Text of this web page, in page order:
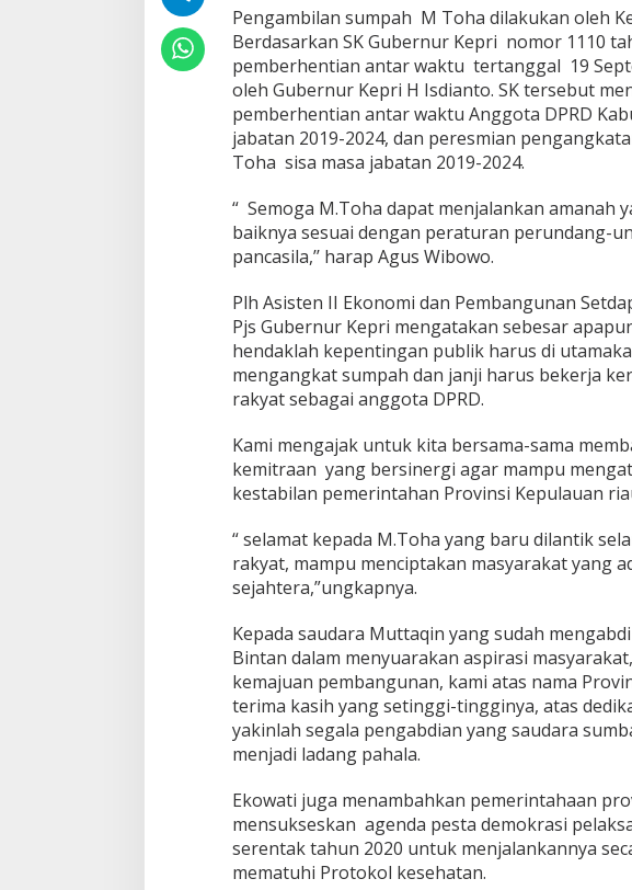
i
k
m
e
n
j
a
d
i
n
g
o
a
D
P
D
B
n
t
a
n
i
s
a
m
s
a
j
a
a
t
n
2
1
9
Pengambilan sumpah M Toha dilakukan oleh
Berdasarkan SK Gubernur Kepri nomor 1110
pemberhentian antar waktu tertanggal 19
oleh Gubernur Kepri H Isdianto. SK tersebut
pemberhentian antar waktu Anggota DPRD
jabatan 2019-2024, dan peresmian
Toha sisa masa jabatan 2019-2024.
“ Semoga M.Toha dapat menjalankan amanah
baiknya sesuai dengan peraturan perundang-
pancasila,’’ harap Agus Wibowo.
Plh Asisten II Ekonomi dan Pembangunan
Pjs Gubernur Kepri mengatakan sebesar
hendaklah kepentingan publik harus di
mengangkat sumpah dan janji harus bekerja
rakyat sebagai anggota DPRD.
Kami mengajak untuk kita bersama-sama
kemitraan yang bersinergi agar mampu
kestabilan pemerintahan Provinsi Kepulauan
“ selamat kepada M.Toha yang baru dilantik
rakyat, mampu menciptakan masyarakat yang
sejahtera,”ungkapnya.
Kepada saudara Muttaqin yang sudah
Bintan dalam menyuarakan aspirasi
kemajuan pembangunan, kami atas nama
terima kasih yang setinggi-tingginya, atas
yakinlah segala pengabdian yang saudara
menjadi ladang pahala.
Ekowati juga menambahkan pemerintahaan
mensukseskan agenda pesta demokrasi
serentak tahun 2020 untuk menjalankannya
mematuhi Protokol kesehatan.